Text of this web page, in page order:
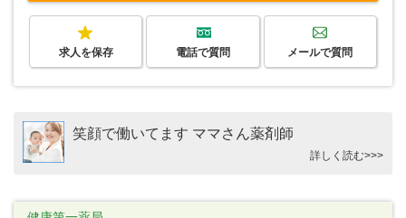
求人を保存 電話で質問 メールで質問
笑顔で働いてます ママさん薬剤師
詳しく読む>>>